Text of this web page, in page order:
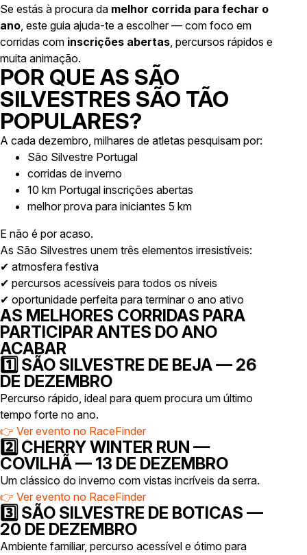
Se estás à procura da melhor corrida para fechar o
ano, este guia ajuda-te a escolher — com foco em
corridas com inscrições abertas, percursos rápidos e
muita animação.
POR QUE AS SÃO
SILVESTRES SÃO TÃO
POPULARES?
A cada dezembro, milhares de atletas pesquisam por:
São Silvestre Portugal
corridas de inverno
10 km Portugal inscrições abertas
melhor prova para iniciantes 5 km
E não é por acaso.
As São Silvestres unem três elementos irresistíveis:
✔ atmosfera festiva
✔ percursos acessíveis para todos os níveis
✔ oportunidade perfeita para terminar o ano ativo
AS MELHORES CORRIDAS PARA
PARTICIPAR ANTES DO ANO
ACABAR
1️⃣ SÃO SILVESTRE DE BEJA — 26
DE DEZEMBRO
Percurso rápido, ideal para quem procura um último
tempo forte no ano.
👉 Ver evento no RaceFinder
2️⃣ CHERRY WINTER RUN —
COVILHÃ — 13 DE DEZEMBRO
Um clássico do inverno com vistas incríveis da serra.
👉 Ver evento no RaceFinder
3️⃣ SÃO SILVESTRE DE BOTICAS —
20 DE DEZEMBRO
Ambiente familiar, percurso acessível e ótimo para